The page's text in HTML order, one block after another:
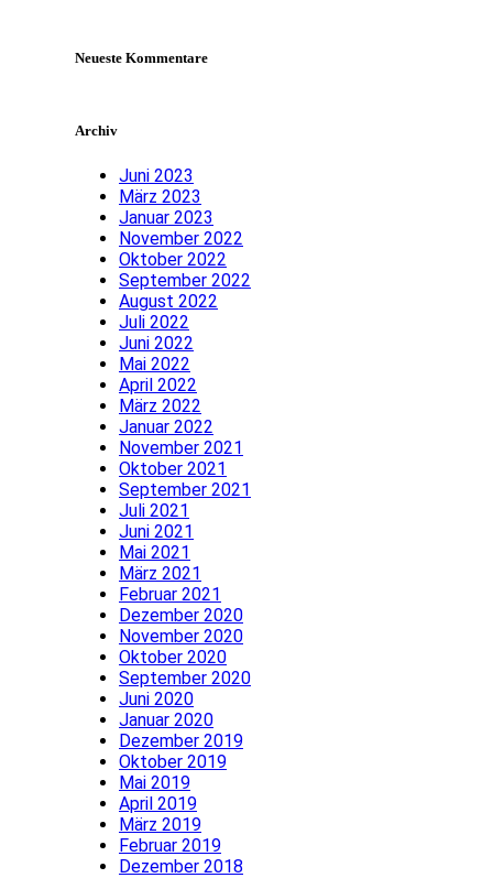
Neueste Kommentare
Archiv
Juni 2023
März 2023
Januar 2023
November 2022
Oktober 2022
September 2022
August 2022
Juli 2022
Juni 2022
Mai 2022
April 2022
März 2022
Januar 2022
November 2021
Oktober 2021
September 2021
Juli 2021
Juni 2021
Mai 2021
März 2021
Februar 2021
Dezember 2020
November 2020
Oktober 2020
September 2020
Juni 2020
Januar 2020
Dezember 2019
Oktober 2019
Mai 2019
April 2019
März 2019
Februar 2019
Dezember 2018